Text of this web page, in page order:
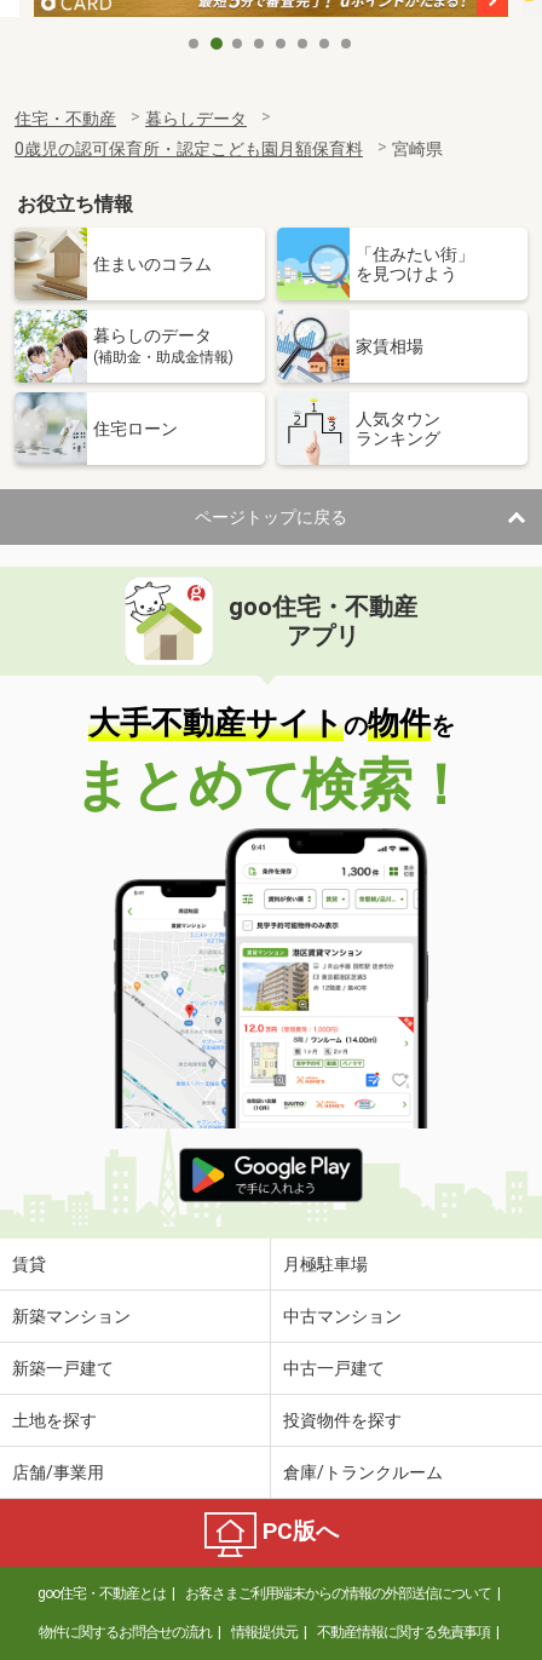
住宅・不動産
暮らしデータ
0歳児の認可保育所・認定こども園月額保育料
宮崎県
お役立ち情報
住まいのコラム
「住みたい街」
を見つけよう
暮らしのデータ
(補助金・助成金情報)
家賃相場
住宅ローン
人気タウン
ランキング
ページトップに戻る
goo住宅・不動産
アプリ
大手不動産サイトの物件を
まとめて検索！
賃貸 月極駐車場
新築マンション 中古マンション
新築一戸建て 中古一戸建て
土地を探す 投資物件を探す
店舗/事業用 倉庫/トランクルーム
PC版へ
goo住宅・不動産とは お客さまご利用端末からの情報の外部送信について
物件に関するお問合せの流れ 情報提供元 不動産情報に関する免責事項